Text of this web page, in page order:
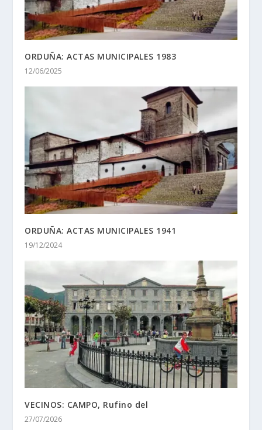
ORDUÑA: ACTAS MUNICIPALES 1983
12/06/2025
ORDUÑA: ACTAS MUNICIPALES 1941
19/12/2024
VECINOS: CAMPO, Rufino del
27/07/2026